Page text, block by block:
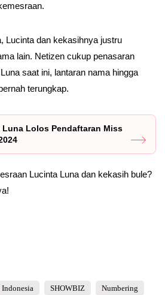
Lucinta dan kekasihnya justru
lain. Netizen cukup penasaran
saat ini, lantaran nama hingga
terungkap.
Lolos Pendaftaran Miss
Lucinta Luna dan kekasih bule?
SHOWBIZ Numbering